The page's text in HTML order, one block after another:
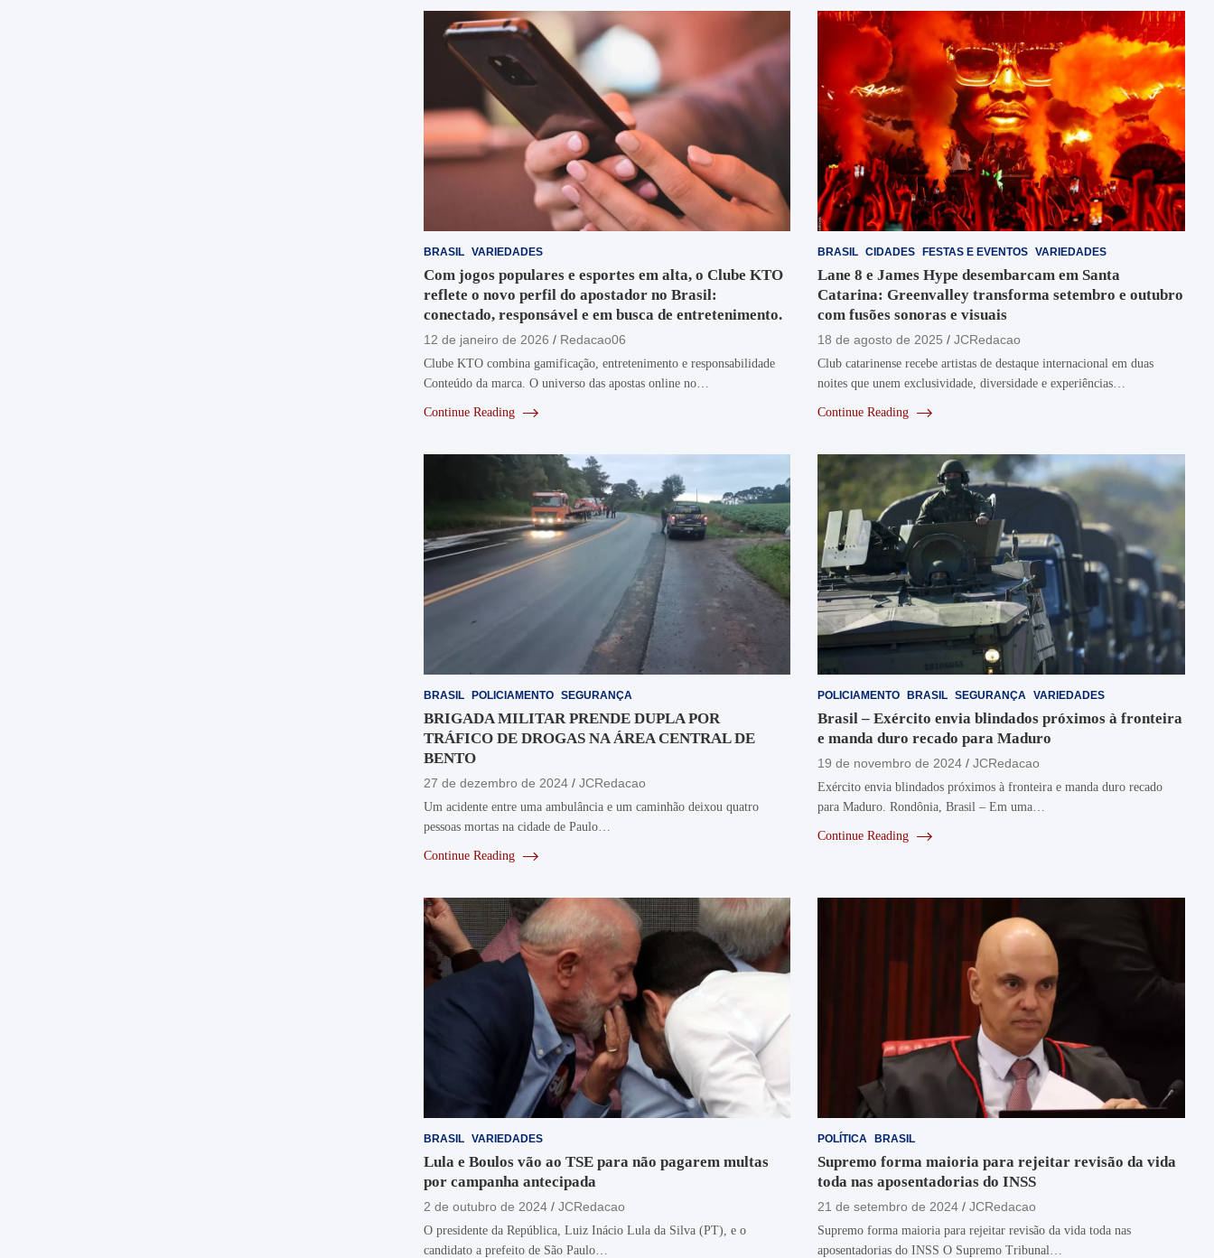
BRASIL VARIEDADES
Com jogos populares e esportes em alta, o Clube KTO
reflete o novo perfil do apostador no Brasil:
conectado, responsável e em busca de entretenimento.
12 de janeiro de 2026 Redacao06
Clube KTO combina gamificação, entretenimento e responsabilidade
Conteúdo da marca. O universo das apostas online no…
Continue Reading
BRASIL CIDADES FESTAS E EVENTOS VARIEDADES
Lane 8 e James Hype desembarcam em Santa
Catarina: Greenvalley transforma setembro e outubro
com fusões sonoras e visuais
18 de agosto de 2025 JCRedacao
Club catarinense recebe artistas de destaque internacional em duas
noites que unem exclusividade, diversidade e experiências…
Continue Reading
BRASIL POLICIAMENTO SEGURANÇA
BRIGADA MILITAR PRENDE DUPLA POR
TRÁFICO DE DROGAS NA ÁREA CENTRAL DE
BENTO
27 de dezembro de 2024 JCRedacao
Um acidente entre uma ambulância e um caminhão deixou quatro
pessoas mortas na cidade de Paulo…
Continue Reading
POLICIAMENTO BRASIL SEGURANÇA VARIEDADES
Brasil – Exército envia blindados próximos à fronteira
e manda duro recado para Maduro
19 de novembro de 2024 JCRedacao
Exército envia blindados próximos à fronteira e manda duro recado
para Maduro. Rondônia, Brasil – Em uma…
Continue Reading
BRASIL VARIEDADES
Lula e Boulos vão ao TSE para não pagarem multas
por campanha antecipada
2 de outubro de 2024 JCRedacao
O presidente da República, Luiz Inácio Lula da Silva (PT), e o
candidato a prefeito de São Paulo…
POLÍTICA BRASIL
Supremo forma maioria para rejeitar revisão da vida
toda nas aposentadorias do INSS
21 de setembro de 2024 JCRedacao
Supremo forma maioria para rejeitar revisão da vida toda nas
aposentadorias do INSS O Supremo Tribunal…